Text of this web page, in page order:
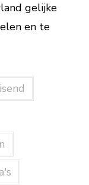
gelijke
en te